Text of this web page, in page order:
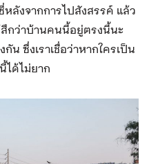
ลังจากการไปสังสรรค์ แล้ว
กว่าบ้านคนนี้อยู่ตรงนี้นะ
น ซึ่งเราเชื่อว่าหากใครเป็น
ได้ไม่ยาก